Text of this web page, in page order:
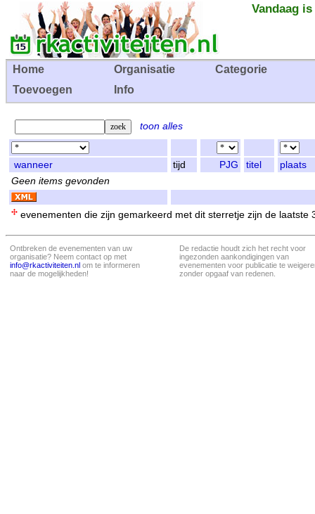
Vandaag
Home Organisatie
Categorie
Toevoegen
Info
toon alles
wanneer tijd PJG titel
plaats
Geen items gevonden
evenementen die zijn gemarkeerd met dit sterretje zijn de laatste
Ontbreken de evenementen van uw
organisatie? Neem contact op met
info@rkactiviteiten.nl om te informeren
naar de mogelijkheden!
De redactie houdt zich het recht voor
ingezonden aankondigingen van
evenementen voor publicatie te
zonder opgaaf van redenen.